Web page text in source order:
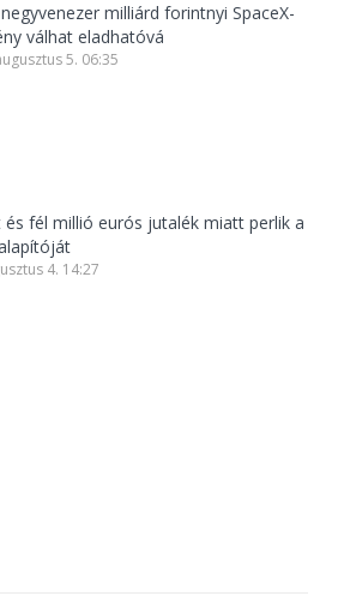
milliárd forintnyi SpaceX-
válhat eladhatóvá
5. 06:35
és fél millió eurós jutalék miatt perlik a
4. 14:27